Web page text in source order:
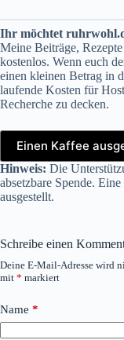
Ihr möchtet
Meine Beiträge,
kostenlos. Wenn euch
einen kleinen Betrag in
laufende Kosten für
Recherche zu decken.
Einen Kaffee
Hinweis: Die
absetzbare Spende.
ausgestellt.
Schreibe einen
Deine E-Mail-Adresse wird
mit * markiert
Name *